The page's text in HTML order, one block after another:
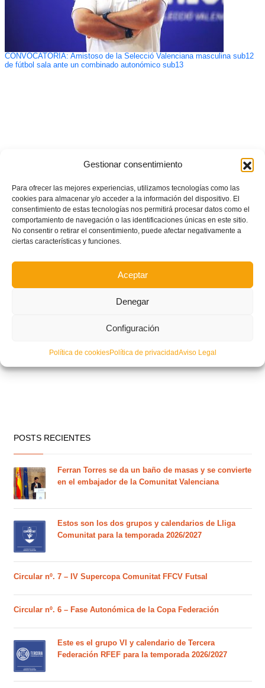
Gestionar consentimiento
Para ofrecer las mejores experiencias, utilizamos tecnologías como las
cookies para almacenar y/o acceder a la información del dispositivo. El
consentimiento de estas tecnologías nos permitirá procesar datos como el
comportamiento de navegación o las identificaciones únicas en este sitio.
No consentir o retirar el consentimiento, puede afectar negativamente a
ciertas características y funciones.
Aceptar
Denegar
Configuración
Política de cookiesPolítica de privacidadAviso Legal
CONVOCATORIA: Amistoso de la Selecció Valenciana masculina sub12
de fútbol sala ante un combinado autonómico sub13
POSTS RECIENTES
Ferran Torres se da un baño de masas y se convierte
en el embajador de la Comunitat Valenciana
Estos son los dos grupos y calendarios de Lliga
Comunitat para la temporada 2026/2027
Circular nº. 7 – IV Supercopa Comunitat FFCV Futsal
Circular nº. 6 – Fase Autonómica de la Copa Federación
Este es el grupo VI y calendario de Tercera
Federación RFEF para la temporada 2026/2027